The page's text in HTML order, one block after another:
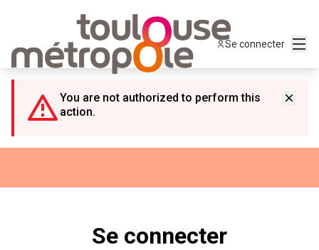
Se connecter
You are not authorized to perform this
action.
Se connecter